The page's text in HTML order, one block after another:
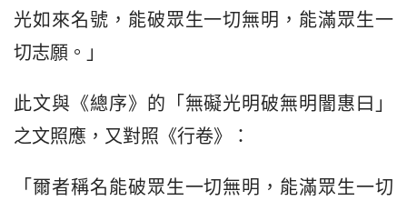
光如來名號，能破眾生一切無明，能滿眾生一
切志願。」
此文與《總序》的「無礙光明破無明闇惠曰」
之文照應，又對照《行卷》：
「爾者稱名能破眾生一切無明，能滿眾生一切